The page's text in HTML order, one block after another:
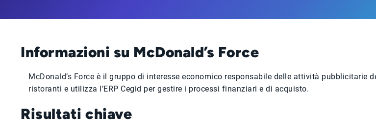
Informazioni su McDonald’s Force
McDonald’s Force è il gruppo di interesse economico responsabile delle attività pubblicitarie
ristoranti e utilizza l’ERP Cegid per gestire i processi finanziari e di acquisto.
Risultati chiave